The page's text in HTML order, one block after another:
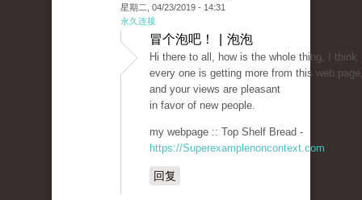
星期二, 04/23/2019 - 14:31
永久连接
冒个泡吧！ | 泡泡
Hi there to all, how is the whole thing, I think
every one is getting more from this web
and your views are pleasant
in favor of new people.
my webpage :: Top Shelf Bread -
https://Superexamplenoncontext.com
回复